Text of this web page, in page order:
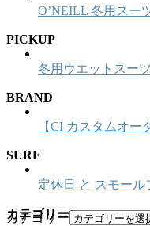
O’NEILL 冬用スー
PICKUP
冬用ウエットスー
BRAND
【CI カスタムオー
SURF
定休日 と スモール
カテゴリー
カテゴリー